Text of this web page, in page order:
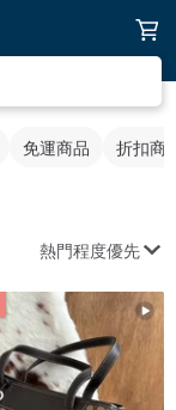
免運商品 折扣商
熱門程度優先